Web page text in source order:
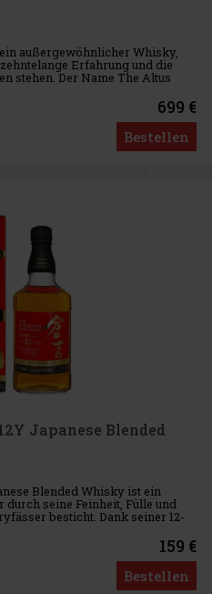
außergewöhnlicher Whisky,
Erfahrung und die
stehen. Der Name The Altus
„hoch“ ab und verweist auf da
699 €
Bestellen
Japanese Blended
Blended Whisky ist ein
seine Feinheit, Fülle und
besticht. Dank seiner 12-
und geschmeidigen
159 €
Bestellen